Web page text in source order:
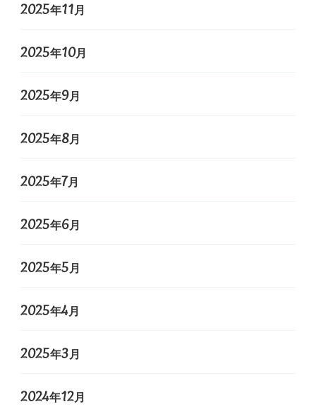
2025年11月
2025年10月
2025年9月
2025年8月
2025年7月
2025年6月
2025年5月
2025年4月
2025年3月
2024年12月